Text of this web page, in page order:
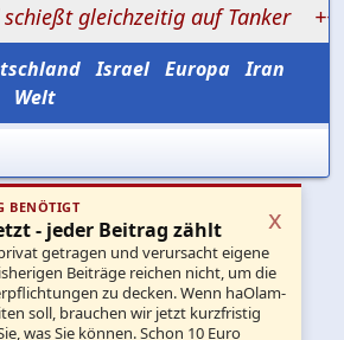
auf Tanker +++
Israel Europa Iran
Welt
BENÖTIGT
- jeder Beitrag zählt
getragen und verursacht eigene
Beiträge reichen nicht, um die
zu decken. Wenn haOlam-
soll, brauchen wir jetzt kurzfristig
was Sie können. Schon 10 Euro
x